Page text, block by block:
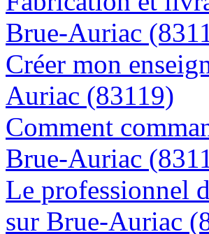
Brue-Auriac
Créer mon
Auriac (83119)
Comment
Brue-Auriac
Le professionnel
sur Brue-Auriac